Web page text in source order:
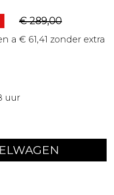
€ 289,00
a € 61,41 zonder extra
uur